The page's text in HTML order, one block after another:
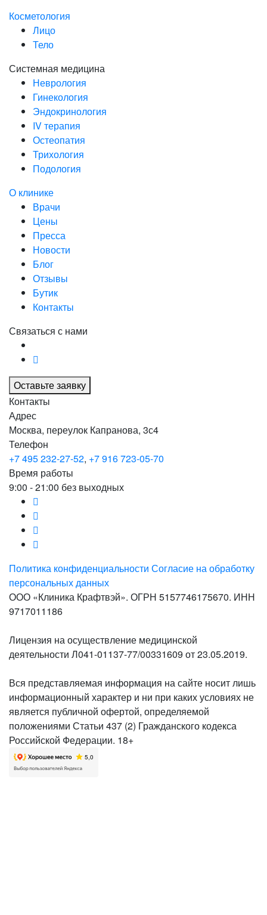
Косметология
Лицо
Тело
Системная медицина
Неврология
Гинекология
Эндокринология
IV терапия
Остеопатия
Трихология
Подология
О клинике
Врачи
Цены
Пресса
Новости
Блог
Отзывы
Бутик
Контакты
Связаться с нами
Оставьте заявку
Контакты
Адрес
Москва, переулок Капранова, 3с4
Телефон
+7 495 232-27-52, +7 916 723-05-70
Время работы
9:00 - 21:00 без выходных
Политика конфиденциальности Согласие на обработку
персональных данных
ООО «Клиника Крафтвэй». ОГРН 5157746175670. ИНН
9717011186
Лицензия на осуществление медицинской
деятельности Л041-01137-77/00331609 от 23.05.2019.
Вся представляемая информация на сайте носит лишь
информационный характер и ни при каких условиях не
является публичной офертой, определяемой
положениями Статьи 437 (2) Гражданского кодекса
Российской Федерации. 18+